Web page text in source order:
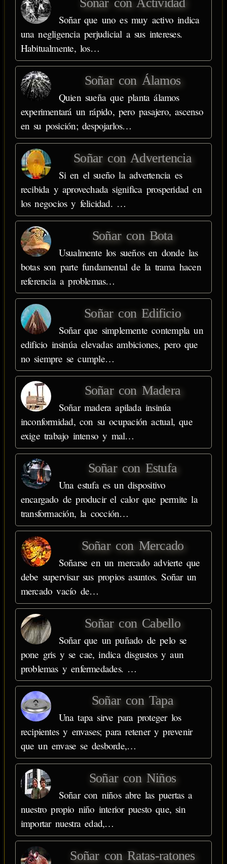
Soñar con Actividad
Soñar que uno es muy activo indica
una negligencia perjudicial a sus intereses.
Habitualmente, los…
Soñar con Álamos
Quien sueña que planta álamos
experimentará un rápido, pero pasajero, ascenso
en su posición; despojarlos…
Soñar con Advertencia
Si en el sueño la advertencia es
recibida y aprovechada significa prosperidad en
los negocios y felicidad. …
Soñar con Bota
Usualmente los sueños en donde las
botas son parte fundamental de la trama hacen
referencia a problemas…
Soñar con Edificio
Soñar que simplemente contempla un
edificio insinúa elevadas ambiciones, pero que
no siempre se cumple…
Soñar con Madera
Soñar madera apilada insinúa
inconformidad, con su ocupación actual, que
exige trabajo intenso y mal…
Soñar con Estufa
Una estufa es un dispositivo
encargado de producir el calor que permite la
transformación, la cocción…
Soñar con Mercado
Soñarse en un mercado advierte que
debe supervisar sus propios asuntos. Soñar un
mercado vacío de…
Soñar con Cabello
Soñar que un puñado de pelo se
pone gris y se cae, indica disgustos y aun
problemas y enfermedades. …
Soñar con Tapa
Una tapa sirve para proteger los
recipientes y envases; para retener y prevenir
que un envase se desborde,…
Soñar con Niños
Soñar con niños abre las puertas a
nuestro propio niño interior puesto que, sin
importar nuestra edad,…
Soñar con Ratas-ratones